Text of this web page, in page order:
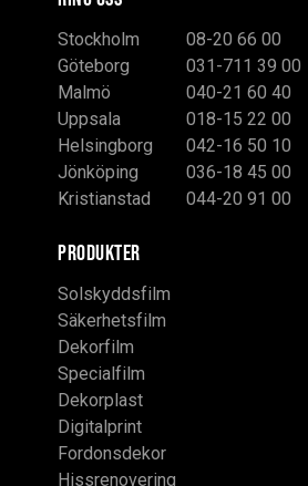
Stockholm
08-20 66 00
Göteborg
031-711 39 00
Malmö
040-21 60 40
Uppsala
018-15 22 00
Helsingborg
042-16 50 10
Jönköping
036-18 45 00
Kristianstad
044-20 91 00
PRODUKTER
Solskyddsfilm
Säkerhetsfilm
Dekorfilm
Specialfilm
Dekorplast
Digitalprint
Fordonsdekor
Hissrenovering